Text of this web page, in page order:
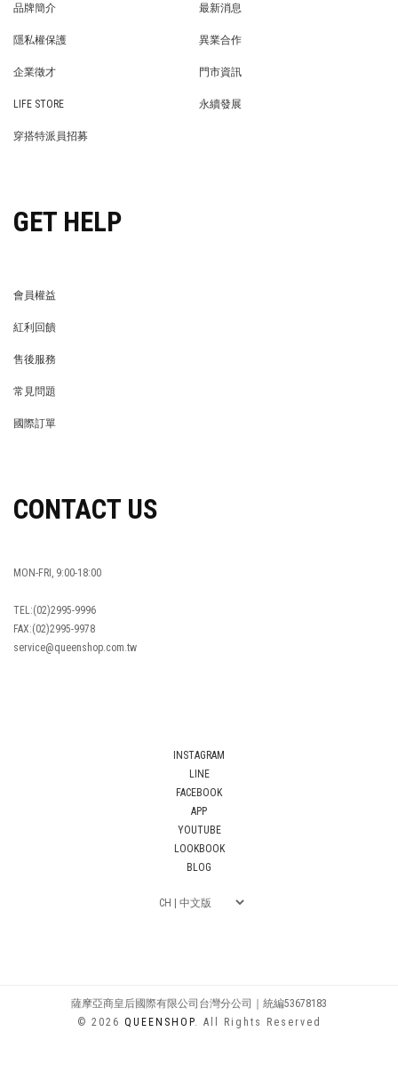
品牌簡介
最新消息
隱私權保護
異業合作
企業徵才
門市資訊
LIFE STORE
永續發展
穿搭特派員招募
GET HELP
會員權益
紅利回饋
售後服務
常見問題
國際訂單
CONTACT US
MON-FRI, 9:00-18:00
TEL:(02)2995-9996
FAX:(02)2995-9978
service@queenshop.com.tw
INSTAGRAM
LINE
FACEBOOK
APP
YOUTUBE
LOOKBOOK
BLOG
薩摩亞商皇后國際有限公司台灣分公司｜統編53678183
© 2026 QUEENSHOP. All Rights Reserved